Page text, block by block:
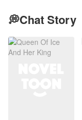
💭Chat Story